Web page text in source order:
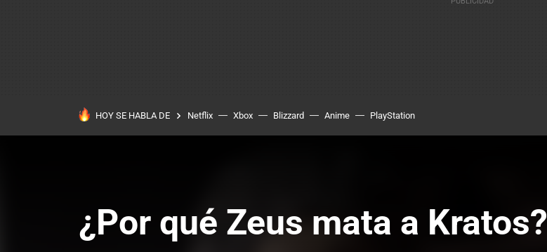
HOY SE HABLA DE Netflix Xbox Blizzard Anime PlayStation
¿Por qué Zeus mata a Kratos?